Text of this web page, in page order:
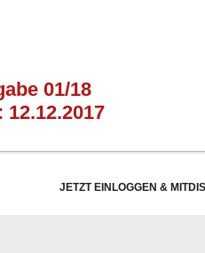
01/18
JETZT EINLOGGEN &